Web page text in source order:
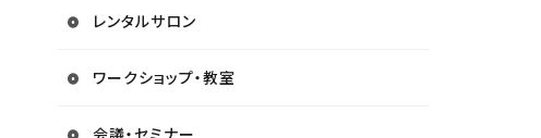
レンタルサロン
ワークショップ・教室
会議・セミナー